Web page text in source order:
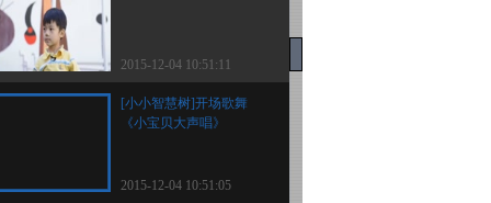
2015-12-04 10:51:11
[小小智慧树]开场歌舞
《小宝贝大声唱》
2015-12-04 10:51:05